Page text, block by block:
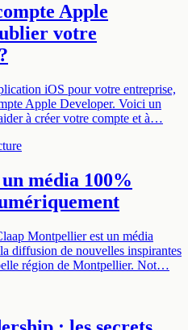
Apple
votre
iOS pour votre entreprise,
Apple Developer. Voici un
à créer votre compte et à…
média 100%
Montpellier est un média
diffusion de nouvelles inspirantes
région de Montpellier. Not…